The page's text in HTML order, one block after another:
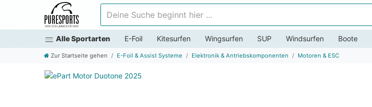
Alle Sportarten E-Foil Kitesurfen Wingsurfen SUP Windsurfen Boote
Zur Startseite gehen E-Foil & Assist Systeme Elektronik & Antriebskomponenten Motoren & ESC